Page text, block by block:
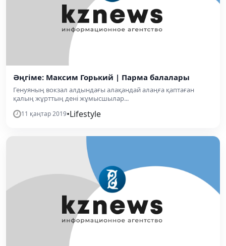
Әңгіме: Максим Горький | Парма балалары
Генуяның вокзал алдындағы алақандай алаңға қаптаған
қалың жұрттың дені жұмысшылар...
11 қаңтар 2019•Lifestyle